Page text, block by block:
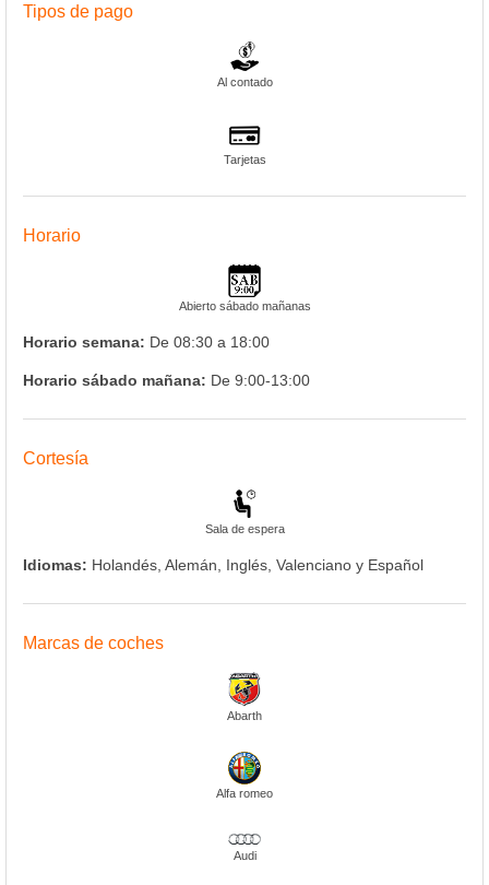
Tipos de pago
Al contado
Tarjetas
Horario
Abierto sábado mañanas
Horario semana: De 08:30 a 18:00
Horario sábado mañana: De 9:00-13:00
Cortesía
Sala de espera
Idiomas: Holandés, Alemán, Inglés, Valenciano y Español
Marcas de coches
Abarth
Alfa romeo
Audi